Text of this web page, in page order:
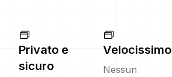
Privato e
sicuro
Velocissimo
Nessun